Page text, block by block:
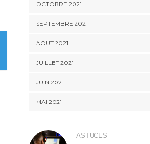
OCTOBRE 2021
SEPTEMBRE 2021
AOÛT 2021
JUILLET 2021
JUIN 2021
MAI 2021
ASTUCES